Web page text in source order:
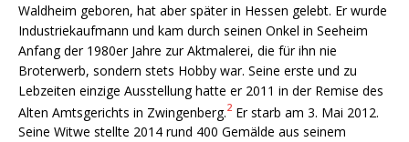
Waldheim geboren, hat aber später in Hessen gelebt. Er wurde
Industriekaufmann und kam durch seinen Onkel in Seeheim
Anfang der 1980er Jahre zur Aktmalerei, die für ihn nie
Broterwerb, sondern stets Hobby war. Seine erste und zu
Lebzeiten einzige Ausstellung hatte er 2011 in der Remise des
Alten Amtsgerichts in Zwingenberg.2 Er starb am 3. Mai 2012.
Seine Witwe stellte 2014 rund 400 Gemälde aus seinem